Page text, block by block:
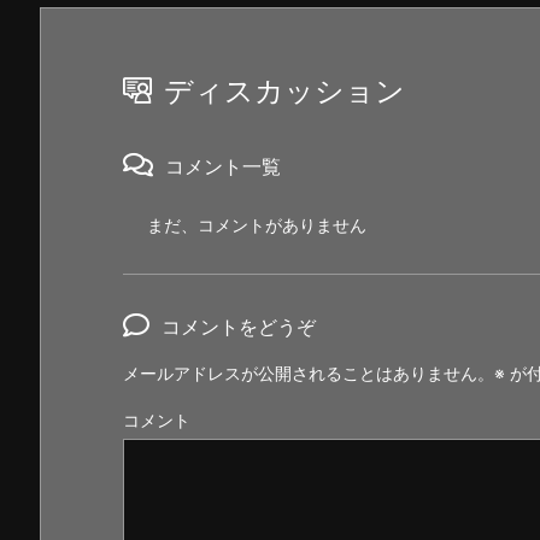
ディスカッション
コメント一覧
まだ、コメントがありません
コメントをどうぞ
メールアドレスが公開されることはありません。 ※ が
コメント